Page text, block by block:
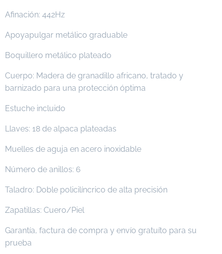
Afinación: 442Hz
Apoyapulgar metálico graduable
Boquillero metálico plateado
Cuerpo: Madera de granadillo africano, tratado y
barnizado para una protección óptima
Estuche incluido
Llaves: 18 de alpaca plateadas
Muelles de aguja en acero inoxidable
Número de anillos: 6
Taladro: Doble policilíncrico de alta precisión
Zapatillas: Cuero/Piel
Garantía, factura de compra y envío gratuíto para su
prueba